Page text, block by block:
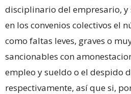
disciplinario del empresario, y
en los convenios colectivos el
como faltas leves, graves o
sancionables con
empleo y sueldo o el despido
respectivamente, así que si,